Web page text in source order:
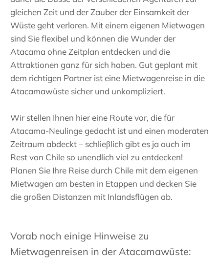
gleichen Zeit und der Zauber der Einsamkeit der
Wüste geht verloren. Mit einem eigenen Mietwagen
sind Sie flexibel und können die Wunder der
Atacama ohne Zeitplan entdecken und die
Attraktionen ganz für sich haben. Gut geplant mit
dem richtigen Partner ist eine Mietwagenreise in die
Atacamawüste sicher und unkompliziert.
Wir stellen Ihnen hier eine Route vor, die für
Atacama-Neulinge gedacht ist und einen moderaten
Zeitraum abdeckt – schlieβlich gibt es ja auch im
Rest von Chile so unendlich viel zu entdecken!
Planen Sie Ihre Reise durch Chile mit dem eigenen
Mietwagen am besten in Etappen und decken Sie
die großen Distanzen mit Inlandsflügen ab.
Vorab noch einige Hinweise zu
Mietwagenreisen in der Atacamawüste: